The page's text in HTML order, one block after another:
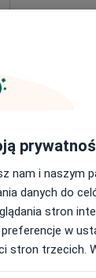
Dziś
7 Sie
nam i naszym
danych do
stron
w
stron trzecich.